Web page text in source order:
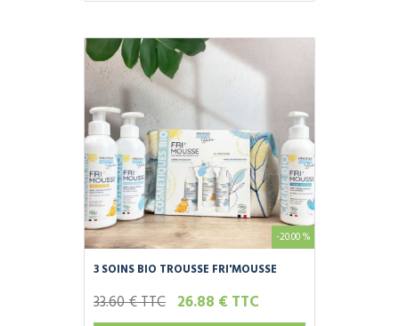
-20.00 %
3 SOINS BIO TROUSSE FRI'MOUSSE
33.60 € TTC 26.88 € TTC